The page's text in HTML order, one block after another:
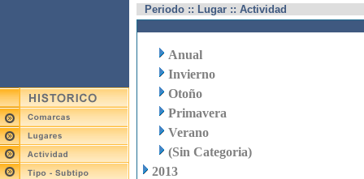
Periodo :: Lugar :: Actividad
Anual
Invierno
Otoño
Primavera
Verano
(Sin Categoria)
2013